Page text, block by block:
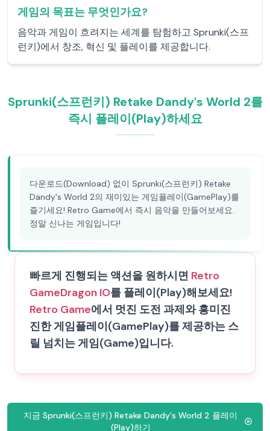
게임의 목표는 무엇인가요?
음악과 게임이 흐려지는 세계를 탐험하고 Sprunki(스프
런키)에서 창조, 혁신 및 플레이를 제공합니다.
Sprunki(스프런키) Retake Dandy's World 2를
즉시 플레이(Play)하세요
다운로드(Download) 없이 Sprunki(스프런키) Retake
Dandy's World 2의 재미있는 게임플레이(GamePlay)를
즐기세요! Retro Game에서 즉시 음악을 만들어보세요.
정말 신나는 게임입니다!
빠르게 진행되는 액션을 원하시면 Retro
GameDragon IO를 플레이(Play)해보세요!
Retro Game에서 멋진 도전 과제와 흥미진
진한 게임플레이(GamePlay)를 제공하는 스
릴 넘치는 게임(Game)입니다.
지금 Sprunki(스프런키) Retake Dandy's World 2 플레이
(Play)하기